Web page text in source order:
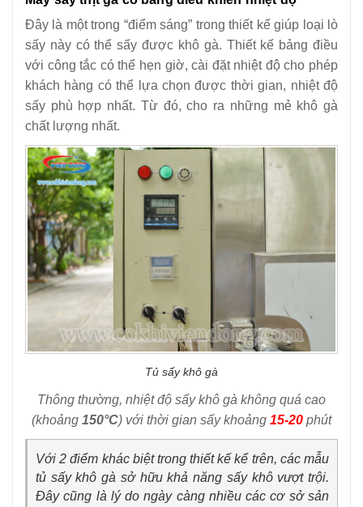
Đây là một trong “điểm sáng” trong thiết kế giúp loại lò
sấy này có thể sấy được khô gà. Thiết kế bảng điều
với công tắc có thể hẹn giờ, cài đặt nhiệt độ cho phép
khách hàng có thể lựa chọn được thời gian, nhiệt độ
sấy phù hợp nhất. Từ đó, cho ra những mẻ khô gà
chất lượng nhất.
Tủ sấy khô gà
Thông thường, nhiệt độ sấy khô gà không quá cao
(khoảng 150°C) với thời gian sấy khoảng 15-20 phút
Với 2 điểm khác biệt trong thiết kế kể trên, các mẫu
tủ sấy khô gà sở hữu khả năng sấy khô vượt trội.
Đây cũng là lý do ngày càng nhiều các cơ sở sản